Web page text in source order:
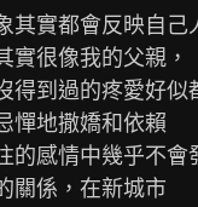
其實都會反映自己
實很像我的父親，
得到過的疼愛好似
憚地撒嬌和依賴
的感情中幾乎不
關係，在新城市